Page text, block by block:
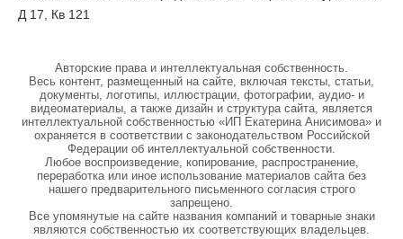
Д 17, Кв 121
Авторские права и интеллектуальная собственность.
Весь контент, размещенный на сайте, включая тексты, статьи,
документы, логотипы, иллюстрации, фотографии, аудио- и
видеоматериалы, а также дизайн и структура сайта, является
интеллектуальной собственностью «ИП Екатерина Анисимова» и
охраняется в соответствии с законодательством Российской
Федерации об интеллектуальной собственности.
Любое воспроизведение, копирование, распространение,
переработка или иное использование материалов сайта без
нашего предварительного письменного согласия строго
запрещено.
Все упомянутые на сайте названия компаний и товарные знаки
являются собственностью их соответствующих владельцев.